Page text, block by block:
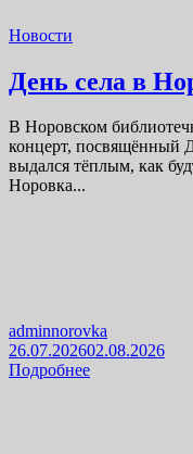
Новости
День села в
В Норовском
концерт, посвящённый
выдался тёплым, как
Норовка...
adminnorovka
26.07.202602.08.2026
Подробнее